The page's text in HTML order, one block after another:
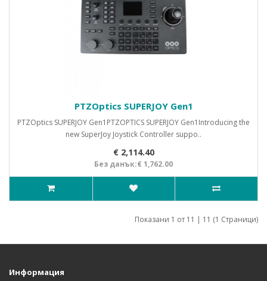
PTZOptics SUPERJOY Gen1
PTZOptics SUPERJOY Gen1PTZOPTICS SUPERJOY Gen1Introducing the
new SuperJoy Joystick Controller suppo..
€ 2,114.40
Без данък:€ 1,762.00
Показани 1 от 11 | 11 (1 Страници)
Информация